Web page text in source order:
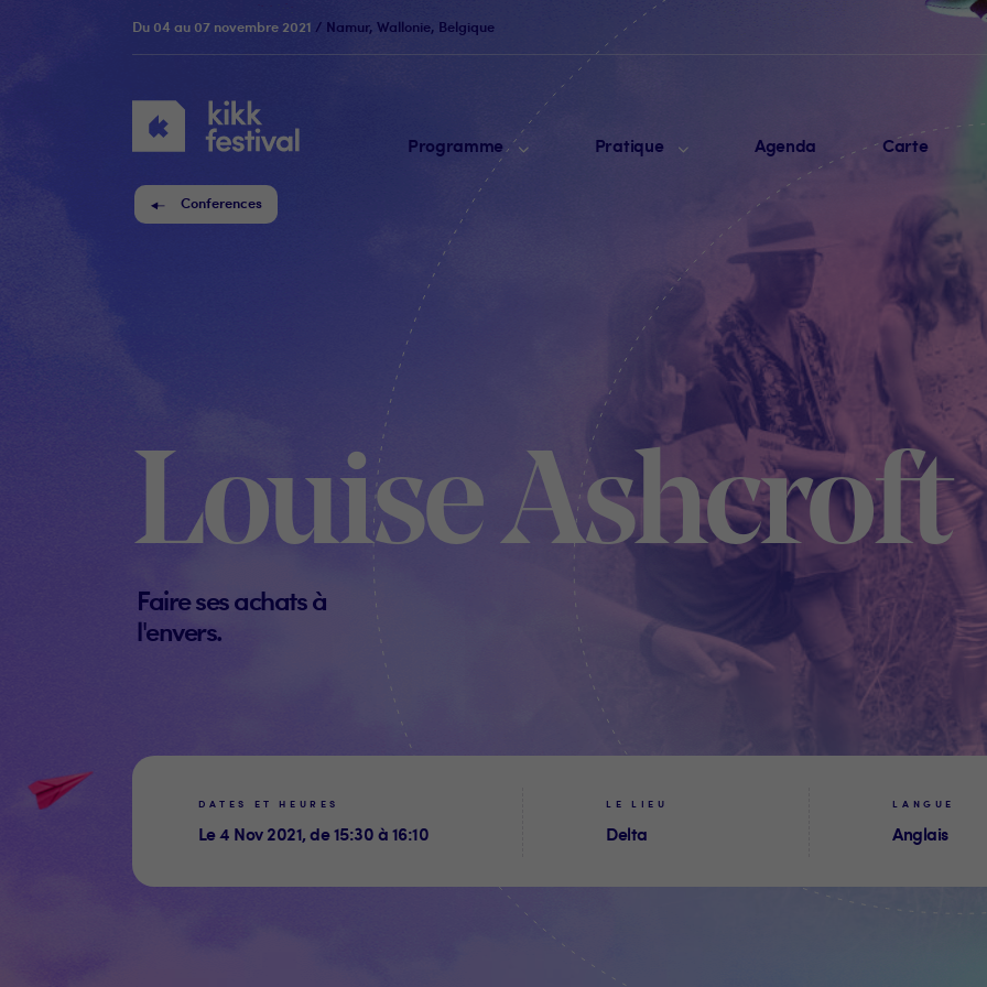
KIKK
Festival
Programme Pratique Agenda Carte
Du 04 au 07 novembre 2021 / Namur, Wallonie, Belgique
Conferences
Louise Ashcroft
Faire ses achats à
l'envers.
DATES ET HEURES
Le 4 Nov 2021, de 15:30 à 16:10
LE LIEU
Delta
LANGUE
Anglais